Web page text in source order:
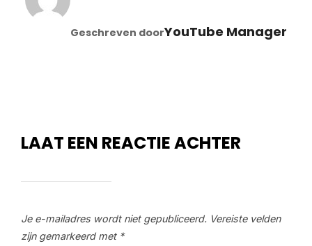
Geschreven doorYouTube Manager
LAAT EEN REACTIE ACHTER
Je e-mailadres wordt niet gepubliceerd. Vereiste velden
zijn gemarkeerd met *